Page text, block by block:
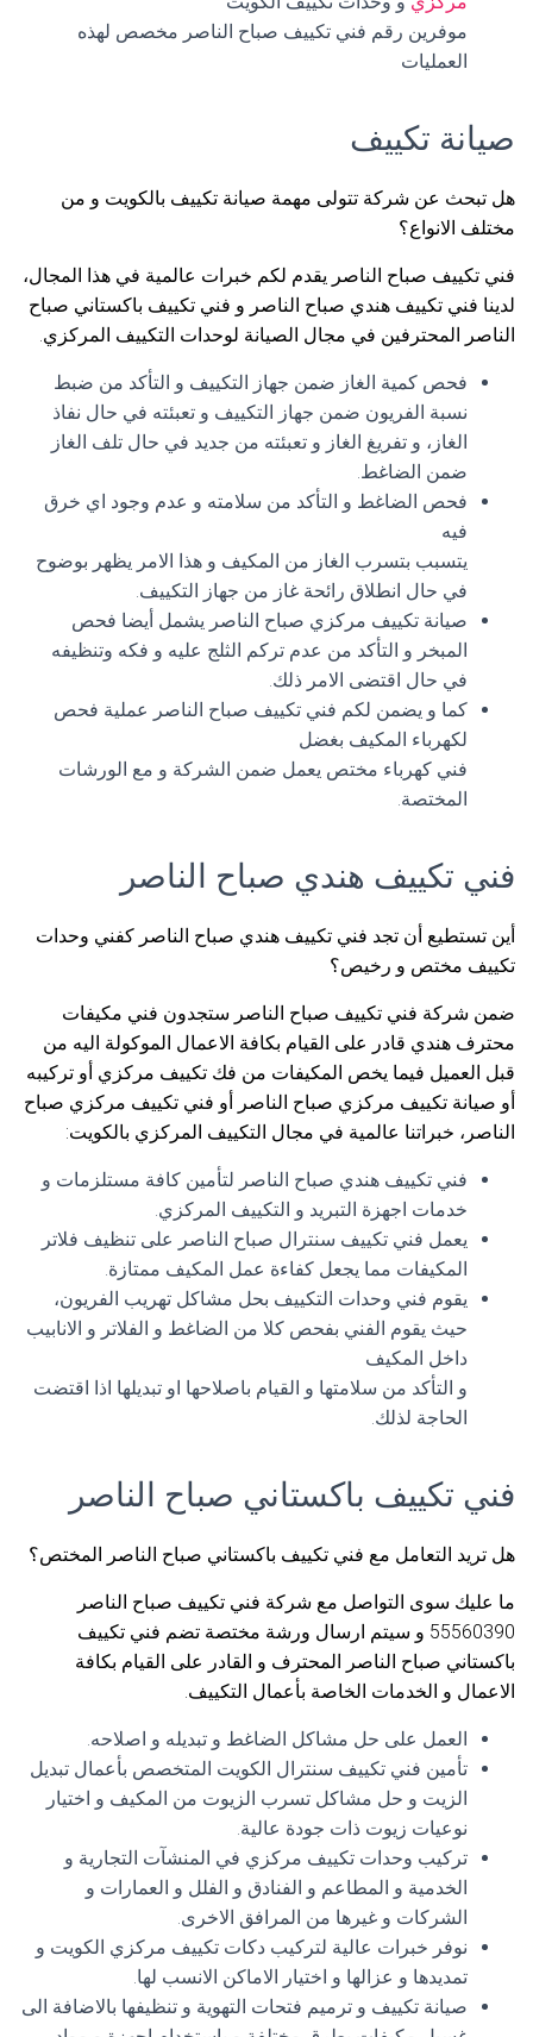
موفرين رقم فني تكييف صباح الناصر مخصص لهذه
العمليات
صيانة تكييف
هل تبحث عن شركة تتولى مهمة صيانة تكييف بالكويت و من
مختلف الانواع؟
فني تكييف صباح الناصر يقدم لكم خبرات عالمية في هذا المجال،
لدينا فني تكييف هندي صباح الناصر و فني تكييف باكستاني صباح
الناصر المحترفين في مجال الصيانة لوحدات التكييف المركزي.
فحص كمية الغاز ضمن جهاز التكييف و التأكد من ضبط
نسبة الفريون ضمن جهاز التكييف و تعبئته في حال نفاذ
الغاز، و تفريغ الغاز و تعبئته من جديد في حال تلف الغاز
ضمن الضاغط.
فحص الضاغط و التأكد من سلامته و عدم وجود اي خرق
فيه
يتسبب بتسرب الغاز من المكيف و هذا الامر يظهر بوضوح
في حال انطلاق رائحة غاز من جهاز التكييف.
صيانة تكييف مركزي صباح الناصر يشمل أيضا فحص
المبخر و التأكد من عدم تركم الثلج عليه و فكه وتنظيفه
في حال اقتضى الامر ذلك.
كما و يضمن لكم فني تكييف صباح الناصر عملية فحص
لكهرباء المكيف بغضل
فني كهرباء مختص يعمل ضمن الشركة و مع الورشات
المختصة.
فني تكييف هندي صباح الناصر
أين تستطيع أن تجد فني تكييف هندي صباح الناصر كفني وحدات
تكييف مختص و رخيص؟
ضمن شركة فني تكييف صباح الناصر ستجدون فني مكيفات
محترف هندي قادر على القيام بكافة الاعمال الموكولة اليه من
قبل العميل فيما يخص المكيفات من فك تكييف مركزي أو تركيبه
أو صيانة تكييف مركزي صباح الناصر أو فني تكييف مركزي صباح
الناصر، خبراتنا عالمية في مجال التكييف المركزي بالكويت:
فني تكييف هندي صباح الناصر لتأمين كافة مستلزمات و
خدمات اجهزة التبريد و التكييف المركزي.
يعمل فني تكييف سنترال صباح الناصر على تنظيف فلاتر
المكيفات مما يجعل كفاءة عمل المكيف ممتازة.
يقوم فني وحدات التكييف بحل مشاكل تهريب الفريون،
حيث يقوم الفني بفحص كلا من الضاغط و الفلاتر و الانابيب
داخل المكيف
و التأكد من سلامتها و القيام باصلاحها او تبديلها اذا اقتضت
الحاجة لذلك.
فني تكييف باكستاني صباح الناصر
هل تريد التعامل مع فني تكييف باكستاني صباح الناصر المختص؟
ما عليك سوى التواصل مع شركة فني تكييف صباح الناصر
55560390 و سيتم ارسال ورشة مختصة تضم فني تكييف
باكستاني صباح الناصر المحترف و القادر على القيام بكافة
الاعمال و الخدمات الخاصة بأعمال التكييف.
العمل على حل مشاكل الضاغط و تبديله و اصلاحه.
تأمين فني تكييف سنترال الكويت المتخصص بأعمال تبديل
الزيت و حل مشاكل تسرب الزيوت من المكيف و اختيار
نوعيات زيوت ذات جودة عالية.
تركيب وحدات تكييف مركزي في المنشآت التجارية و
الخدمية و المطاعم و الفنادق و الفلل و العمارات و
الشركات و غيرها من المرافق الاخرى.
نوفر خبرات عالية لتركيب دكات تكييف مركزي الكويت و
تمديدها و عزالها و اختيار الاماكن الانسب لها.
صيانة تكييف و ترميم فتحات التهوية و تنظيفها بالاضافة الى